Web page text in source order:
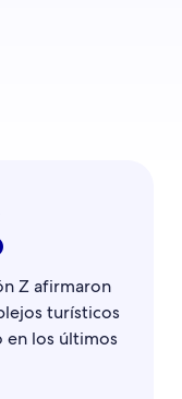
Z afirmaron
turísticos
los últimos